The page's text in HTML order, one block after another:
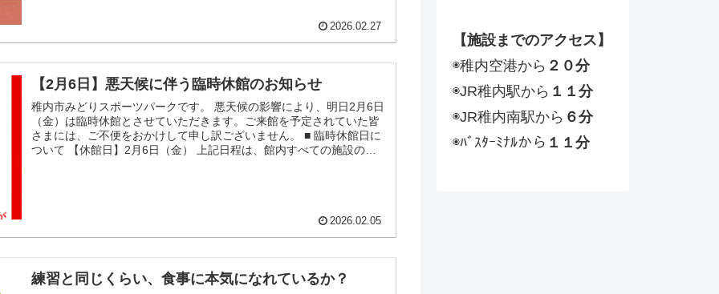
2026.02.27
【2月6日】悪天候に伴う臨時休館のお知らせ
稚内市みどりスポーツパークです。 悪天候の影響により、明日2月6日
（金）は臨時休館とさせていただきます。ご来館を予定されていた皆
さまには、ご不便をおかけして申し訳ございません。 ■ 臨時休館日に
ついて 【休館日】2月6日（金） 上記日程は、館内すべての施設のご
2026.02.05
練習と同じくらい、食事に本気になれているか？
【施設までのアクセス】
◉稚内空港から ２０分
◉JR稚内駅から １１分
◉JR稚内南駅から ６分
◉ﾊﾞｽﾀｰﾐﾅﾙから １１分